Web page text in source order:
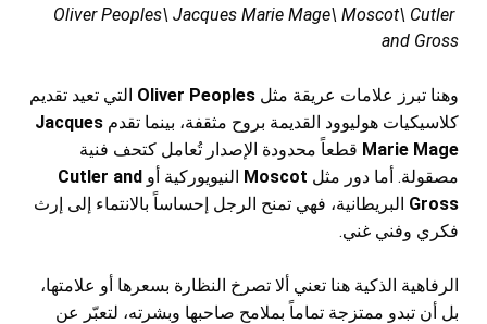
Oliver Peoples\ Jacques Marie Mage\ Moscot\ Cutler
and Gross
وهنا تبرز علامات عريقة مثل Oliver Peoples التي تعيد تقديم
كلاسيكيات هوليوود القديمة بروح مثقفة، بينما تقدم Jacques
Marie Mage قطعاً محدودة الإصدار تُعامل كتحف فنية
مصقولة. أما دور مثل Moscot النيويوركية أو Cutler and
Gross البريطانية، فهي تمنح الرجل إحساساً بالانتماء إلى إرث
فكري وفني غني.
الرفاهية الذكية هنا تعني ألا تصرخ النظارة بسعرها أو علامتها،
بل أن تبدو ممتزجة تماماً بملامح صاحبها وبشرته، لتعبّر عن